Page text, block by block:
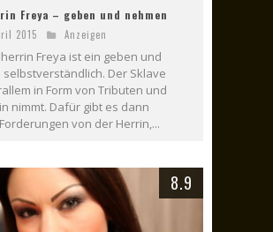
Freya – geben und nehmen
2015 Anzeigen
Freya ist ein geben und
selbstverständlich. Der Sklave
in Form von Tributen und
nimmt. Dafür gibt es dann
von der Herrin,...
8.9